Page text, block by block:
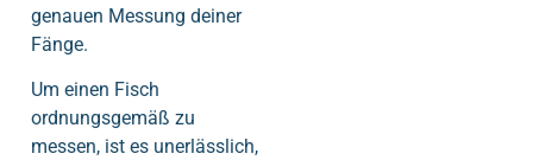
genauen Messung deiner
Fänge.
Um einen Fisch
ordnungsgemäß zu
messen, ist es unerlässlich,